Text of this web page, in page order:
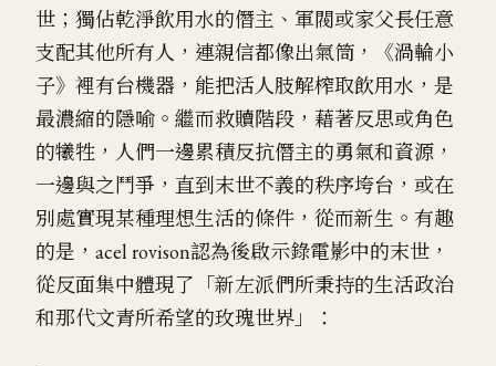
世；獨佔乾淨飲用水的僭主、軍閥或家父長任意
支配其他所有人，連親信都像出氣筒，《渦輪小
子》裡有台機器，能把活人肢解榨取飲用水，是
最濃縮的隱喻。繼而救贖階段，藉著反思或角色
的犧牲，人們一邊累積反抗僭主的勇氣和資源，
一邊與之鬥爭，直到末世不義的秩序垮台，或在
別處實現某種理想生活的條件，從而新生。有趣
的是，acel rovison認為後啟示錄電影中的末世，
從反面集中體現了「新左派們所秉持的生活政治
和那代文青所希望的玫瑰世界」：